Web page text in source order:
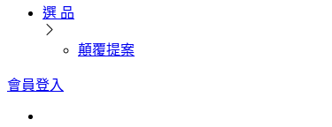
選 品
顛覆提案
會員登入